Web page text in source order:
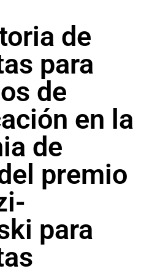
de
para
de
en la
de
premio
para